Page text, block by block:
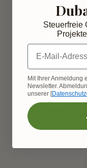
¿Vale la pena
inmobiliaria
¿Es Dubái un
inversiones
Contáctenos si
Steuerfreie
E-Mail-Adresse
Mit Ihrer Anmeldung
Newsletter.
unserer [